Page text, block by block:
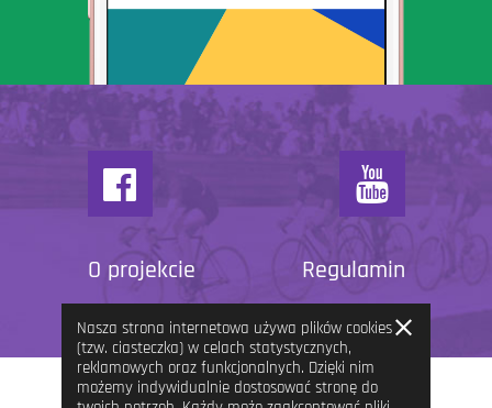
O projekcie Regulamin
Nasza strona internetowa używa plików cookies
(tzw. ciasteczka) w celach statystycznych,
reklamowych oraz funkcjonalnych. Dzięki nim
możemy indywidualnie dostosować stronę do